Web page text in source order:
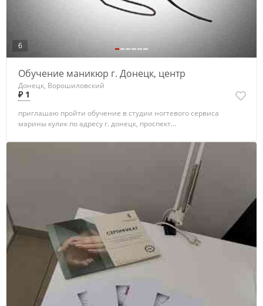
6
Обучение маникюр г. Донецк, центр
Донецк, Ворошиловский
₽ 1
приглашаю пройти обучение в студии ногтевого сервиса
марины кулик по адресу г. донецк, проспект...